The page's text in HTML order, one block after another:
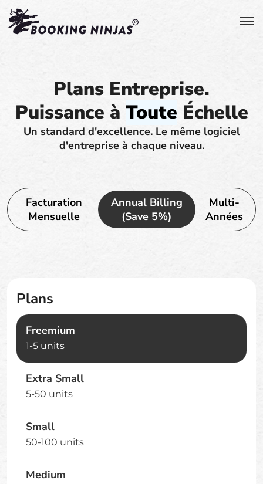
Plans Entreprise.
Puissance à Toute Échelle
Un standard d'excellence. Le même logiciel
d'entreprise à chaque niveau.
Facturation
Mensuelle
Annual Billing
(Save 5%)
Multi-
Années
Plans
Freemium
1-5 units
Extra Small
5-50 units
Small
50-100 units
Medium